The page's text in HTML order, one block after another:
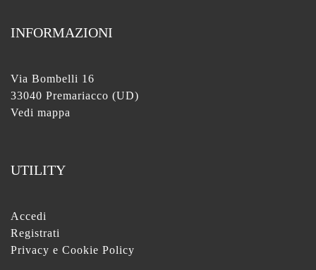
INFORMAZIONI
Via Bombelli 16
33040 Premariacco (UD)
Vedi mappa
UTILITY
Accedi
Registrati
Privacy e Cookie Policy